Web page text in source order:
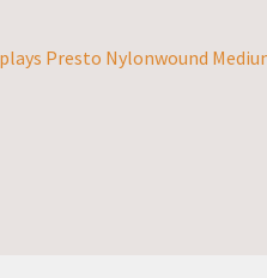
Presto Nylonwound